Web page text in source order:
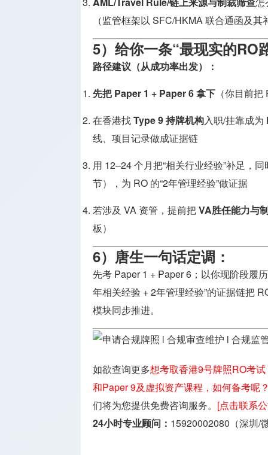
（监管框架以 SFC/HKMA 联合通函及
5）给你一条“最现实的RO
路径建议（从成功率出发）：
先把 Paper 1 + Paper 6 拿下 （你目前
在香港找Type 9 持牌机构入职/挂靠成为
线、项目记录做成证据链
用 12–24 个月把“相关行业经验”补足，
节），为 RO 的“2年管理经验”做证据
若涉及 VA 资管，提前把VA胜任能力与
板）
6）唐生一句话定调：
先考 Paper 1 + Paper 6；以你现阶段履
年相关经验 + 2年管理经验”的证据链把
模块同步推进。
如欲查询更多想考取香港9号牌照RO考
和Paper 9及虚拟资产课程，如何备考呢
们将为您提供免费咨询服务。 [点击联系
24小时专业顾问： 15920002080（深圳/